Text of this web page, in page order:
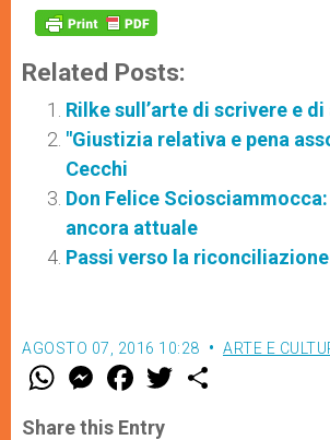
Related Posts:
Rilke sull’arte di scrivere e
"Giustizia relativa e pena
Cecchi
Don Felice
ancora attuale
Passi verso la riconciliazione
AGOSTO 07, 2016 10:28 ARTE E
W
t
M
e
s
F
a
e
w
Share this Entry